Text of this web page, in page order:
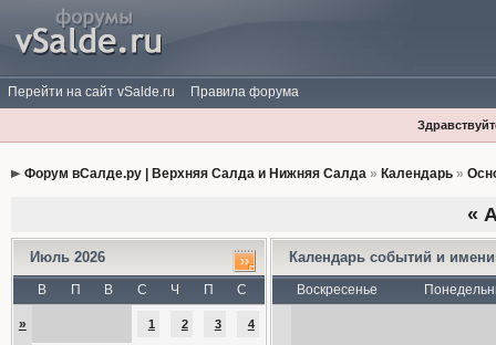
Перейти на сайт vSalde.ru Правила форума
Форум вСалде.ру | Верхняя Салда и Нижняя Салда» Календарь»
«
Июль 2026
В П В С Ч П С
» 1 2 3 4
Календарь событий и
Воскресенье